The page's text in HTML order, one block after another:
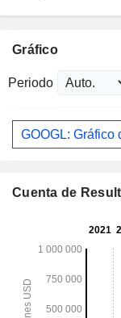
Gráfico
Periodo
GOOGL: Gráfico
Cuenta de